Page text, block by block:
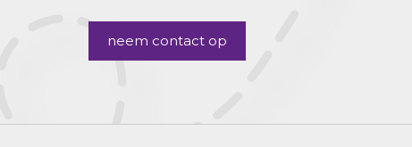
neem contact op